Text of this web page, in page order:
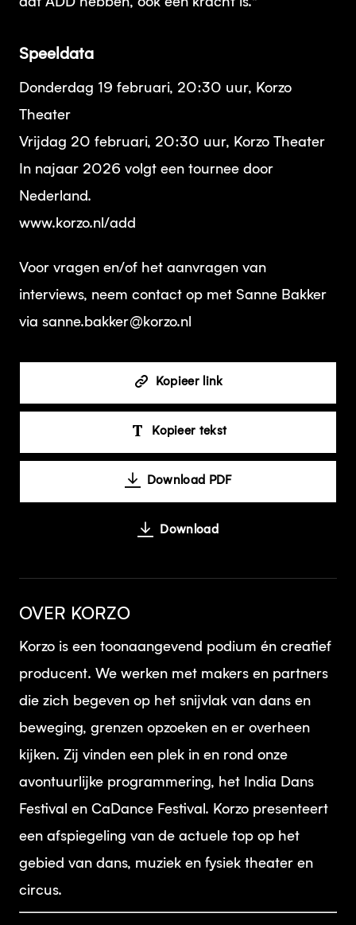
Speeldata
Donderdag 19 februari, 20:30 uur, Korzo
Theater
Vrijdag 20 februari, 20:30 uur, Korzo Theater
In najaar 2026 volgt een tournee door
Nederland.
www.korzo.nl/add
Voor vragen en/of het aanvragen van
interviews, neem contact op met Sanne Bakker
via sanne.bakker@korzo.nl
Kopieer link
Kopieer tekst
Download PDF
Download
OVER KORZO
Korzo is een toonaangevend podium én creatief
producent. We werken met makers en partners
die zich begeven op het snijvlak van dans en
beweging, grenzen opzoeken en er overheen
kijken. Zij vinden een plek in en rond onze
avontuurlijke programmering, het India Dans
Festival en CaDance Festival. Korzo presenteert
een afspiegeling van de actuele top op het
gebied van dans, muziek en fysiek theater en
circus.